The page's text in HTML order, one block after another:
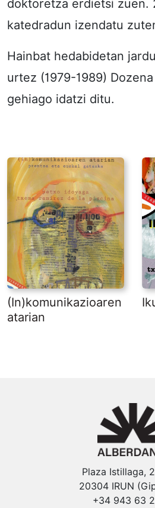
doktoretza erdietsi zuen.
katedradun izendatu
Hainbat hedabidetan
urtez (1979-1989)
gehiago idatzi ditu.
(In)komunikazioaren
atarian
Plaza Istillaga,
20304 IRUN
+34 943 63